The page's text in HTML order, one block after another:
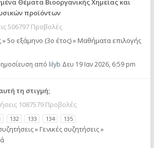
Θέματα Βιοοργανικής Χημείας και
προϊόντων
506797 Προβολές
»5ο εξάμηνο (3ο έτος)» Μαθήματα επιλογής
από lilyb Δευ 19 Ιαν 2026, 6:59 pm
τη στιγμή;
1087579 Προβολές
132 133 134 135
» Γενικές συζητήσεις»